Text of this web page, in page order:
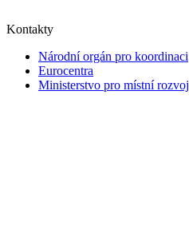
Kontakty
Národní orgán pro koordinaci
Eurocentra
Ministerstvo pro místní rozvoj